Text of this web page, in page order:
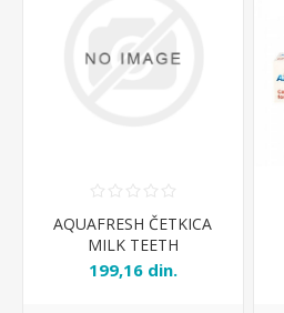
AQUAFRESH ČETKICA
MILK TEETH
199,16 din.